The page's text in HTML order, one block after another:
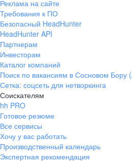
Реклама на сайте
Требования к ПО
Безопасный HeadHunter
HeadHunter API
Партнерам
Инвесторам
Каталог компаний
Поиск по вакансиям в Сосновом Бору
Сетка: соцсеть для нетворкинга
Соискателям
hh PRO
Готовое резюме
Все сервисы
Хочу у вас работать
Производственный календарь
Экспертная рекомендация